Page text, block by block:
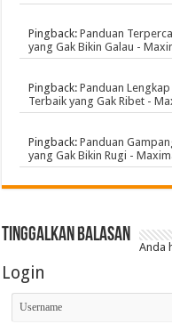
Pingback:Panduan
yang Gak Bikin Galau -
Pingback:Panduan
Terbaik yang Gak Ribet -
Pingback:Panduan
yang Gak Bikin Rugi -
Tinggalkan Balasan
Anda
Login